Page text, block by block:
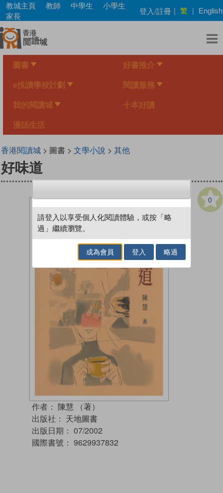
Skip
main
content
教城主頁 教師 中學生
小學生
家長
登入/註冊 | 繁 | English
圖書 好書推介
e悅讀學校計劃 閱讀服務
我的閱讀城 十本好讀
漫話生活
香港閱讀城> 圖書 > 文學小說 > 其他
好味道
0
作者： 陳慧 （著）
出版社： 天地圖書
出版日期： 07/2002
國際書號： 9629937832
請登入以享受個人化閱讀體驗，或按「略
過」繼續瀏覽。
成為會員 登入 略過